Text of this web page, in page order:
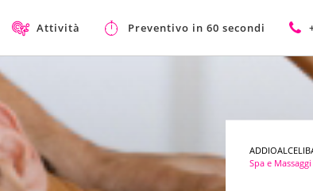
Attività Preventivo in 60 secondi
Spa e Massaggi